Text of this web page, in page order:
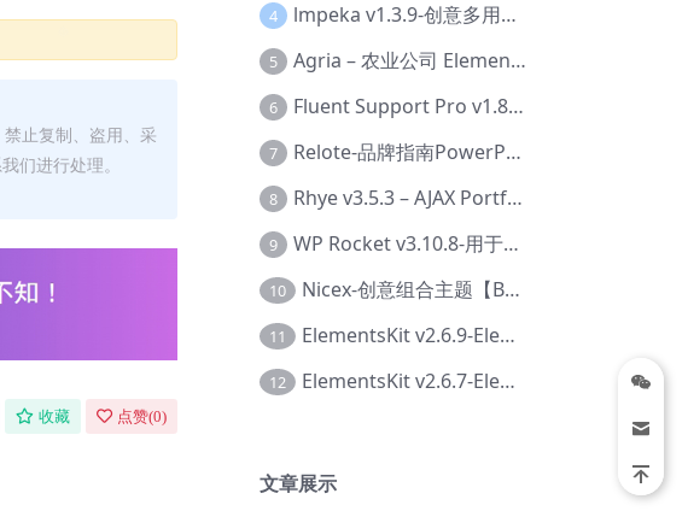
止复制、盗用、采
们进行处理。
收藏 点赞(0)
4 lmpeka v1.3.9-创意多用途 WordPress 主题【Be-0064】
5 Agria – 农业公司 Elementor Pro 模板套件【Aa-0003】
6 Fluent Support Pro v1.8.1 – WordPress 支持票务系统【Cc-0041】
7 Relote-品牌指南PowerPoint模板【Dc-0076】
8 Rhye v3.5.3 – AJAX Portfolio WordPress 主题【Bi-0049】
9 WP Rocket v3.10.8-用于wordpress速度优化的缓存加速插件【Cd-0019】
10 Nicex-创意组合主题【Be-0092】
11 ElementsKit v2.6.9-Elementor插件【Ab-0161】
12 ElementsKit v2.6.7-Elementor插件【Ab-0162】
文章展示